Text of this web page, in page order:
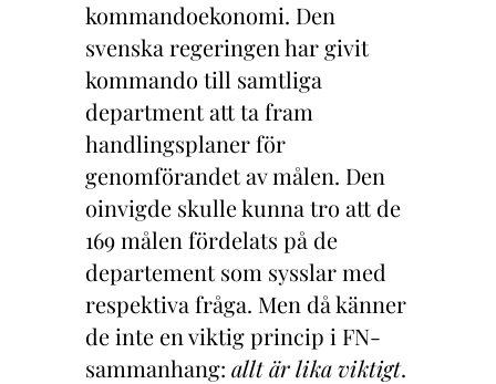
kommandoekonomi. Den
svenska regeringen har givit
kommando till samtliga
department att ta fram
handlingsplaner för
genomförandet av målen. Den
oinvigde skulle kunna tro att de
169 målen fördelats på de
departement som sysslar med
respektiva fråga. Men då känner
de inte en viktig princip i FN-
sammanhang: allt är lika viktigt.